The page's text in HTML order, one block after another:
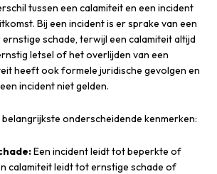
tussen een calamiteit en een incident
Bij een incident is er sprake van een
schade, terwijl een calamiteit altijd
letsel of het overlijden van een
heeft ook formele juridische gevolgen en
incident niet gelden.
belangrijkste onderscheidende kenmerken:
Een incident leidt tot beperkte of
calamiteit leidt tot ernstige schade of